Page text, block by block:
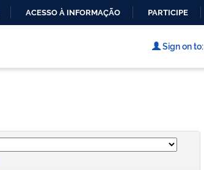
CONTEÚDO
ACESSO À INFORMAÇÃO PARTICIPE
Sign on to: